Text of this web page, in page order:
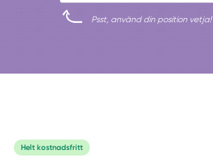
Psst, använd din position vetja!
Helt kostnadsfritt